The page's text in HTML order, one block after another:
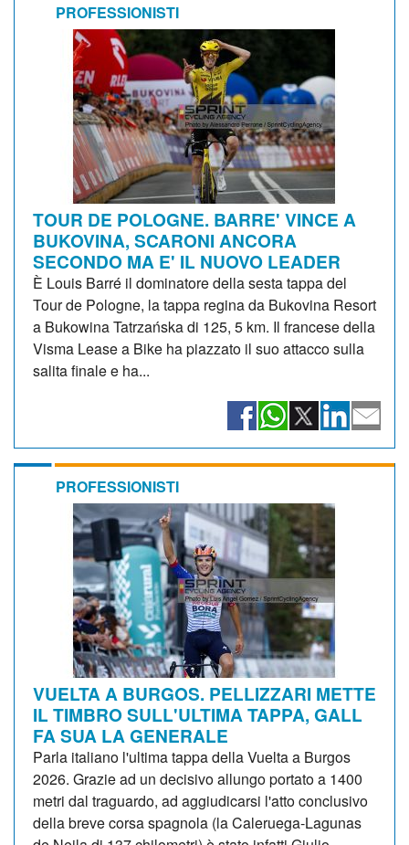
PROFESSIONISTI
TOUR DE POLOGNE. BARRE' VINCE A
BUKOVINA, SCARONI ANCORA
SECONDO MA E' IL NUOVO LEADER
È Louis Barré il dominatore della sesta tappa del
Tour de Pologne, la tappa regina da Bukovina Resort
a Bukowina Tatrzańska di 125, 5 km. Il francese della
Visma Lease a Bike ha piazzato il suo attacco sulla
salita finale e ha...
PROFESSIONISTI
VUELTA A BURGOS. PELLIZZARI METTE
IL TIMBRO SULL'ULTIMA TAPPA, GALL
FA SUA LA GENERALE
Parla italiano l'ultima tappa della Vuelta a Burgos
2026. Grazie ad un decisivo allungo portato a 1400
metri dal traguardo, ad aggiudicarsi l'atto conclusivo
della breve corsa spagnola (la Caleruega-Lagunas